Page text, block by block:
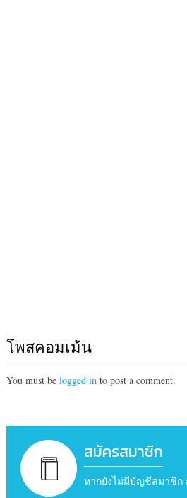
โพสคอมเม้น
You must be logged into post a comment.
สมัครสมาชิก
หากยังไม่มีบัญชีสมาชิ